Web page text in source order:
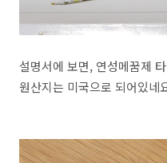
설명서에 보면, 연성메꿈제
원산지는 미국으로 되어있네